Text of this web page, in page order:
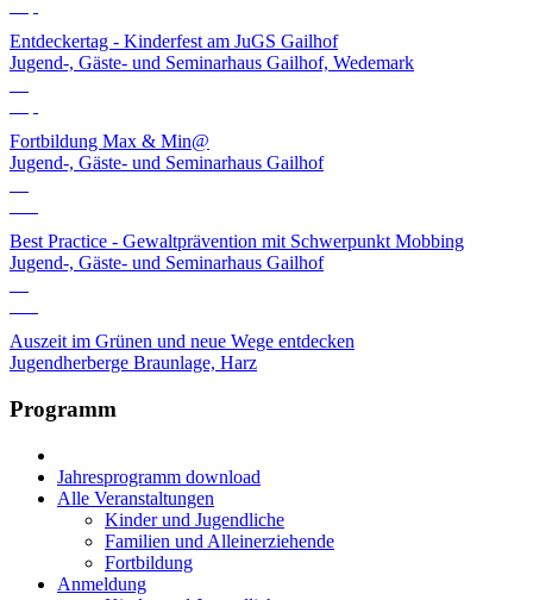
Entdeckertag - Kinderfest am JuGS Gailhof
Jugend-, Gäste- und Seminarhaus Gailhof, Wedemark
Fortbildung Max & Min@
Jugend-, Gäste- und Seminarhaus Gailhof
Best Practice - Gewaltprävention mit Schwerpunkt Mobbing
Jugend-, Gäste- und Seminarhaus Gailhof
Auszeit im Grünen und neue Wege entdecken
Jugendherberge Braunlage, Harz
Programm
Jahresprogramm download
Alle Veranstaltungen
Kinder und Jugendliche
Familien und Alleinerziehende
Fortbildung
Anmeldung